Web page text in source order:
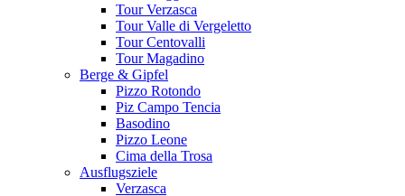
Tour Verzasca
Tour Valle di Vergeletto
Tour Centovalli
Tour Magadino
Berge & Gipfel
Pizzo Rotondo
Piz Campo Tencia
Basodino
Pizzo Leone
Cima della Trosa
Ausflugsziele
Verzasca